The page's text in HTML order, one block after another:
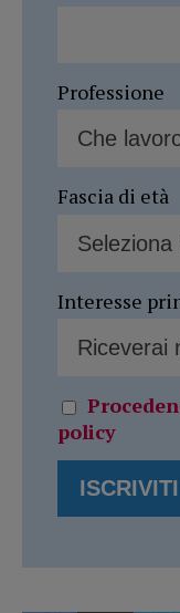
Professione
Fascia di età
Interesse
policy